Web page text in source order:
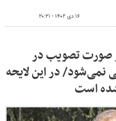
۱۶ دی ۱۴۰۲ - ۲۰:۲۱
صورت تصویب در
نمی‌شود/ در این لایحه
است